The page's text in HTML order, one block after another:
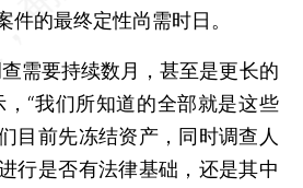
件的最终定性尚需时日。
要持续数月，甚至是更长的
，“我们所知道的全部就是这些
目前先冻结资产，同时调查人
行是否有法律基础，还是其中